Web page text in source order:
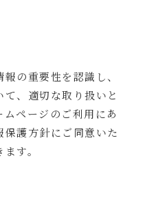
の重要性を認識し、
、適切な取り扱いと
ページのご利用にあ
護方針にご同意いた
す。